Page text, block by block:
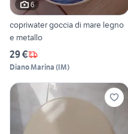
6
copriwater goccia di mare legno
e metallo
29 €
Diano Marina (IM)